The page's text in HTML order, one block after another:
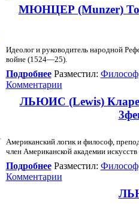
МЮНЦЕР (Munzer)
Идеолог и руководитель народной
войне (1524—25).
ПодробнееРазместил: Философ
Комментарии
ЛЬЮИС (Lewis)
Американский логик и философ,
член Американской академии
ПодробнееРазместил: Философ
Комментарии